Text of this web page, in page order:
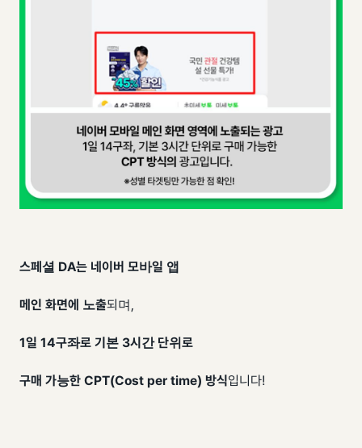
스페셜 DA는 네이버 모바일 앱
메인 화면에 노출되며,
1일 14구좌로 기본 3시간 단위로
구매 가능한 CPT(Cost per time) 방식입니다!